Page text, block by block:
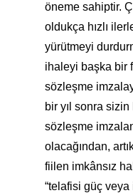
öneme sahiptir.
oldukça hızlı
yürütmeyi
ihaleyi başka bir
sözleşme
bir yıl sonra
sözleşme
olacağından,
fiilen imkânsız
“telafisi güç veya